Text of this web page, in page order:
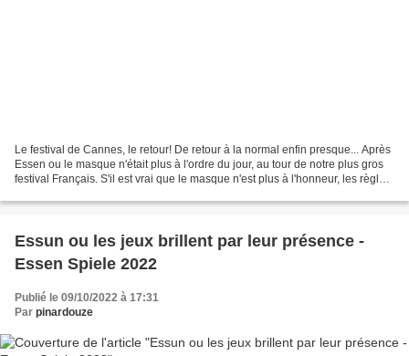
Le festival de Cannes, le retour! De retour à la normal enfin presque... Après
Essen ou le masque n'était plus à l'ordre du jour, au tour de notre plus gros
festival Français. S'il est vrai que le masque n'est plus à l'honneur, les règles
Essun ou les jeux brillent par leur présence -
Essen Spiele 2022
Publié le 09/10/2022 à 17:31
Par pinardouze